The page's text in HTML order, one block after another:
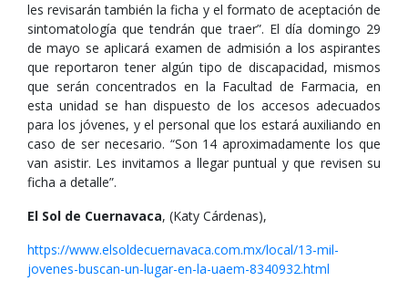
les revisarán también la ficha y el formato de aceptación de
sintomatología que tendrán que traer”. El día domingo 29
de mayo se aplicará examen de admisión a los aspirantes
que reportaron tener algún tipo de discapacidad, mismos
que serán concentrados en la Facultad de Farmacia, en
esta unidad se han dispuesto de los accesos adecuados
para los jóvenes, y el personal que los estará auxiliando en
caso de ser necesario. “Son 14 aproximadamente los que
van asistir. Les invitamos a llegar puntual y que revisen su
ficha a detalle”.
El Sol de Cuernavaca, (Katy Cárdenas),
https://www.elsoldecuernavaca.com.mx/local/13-mil-
jovenes-buscan-un-lugar-en-la-uaem-8340932.html